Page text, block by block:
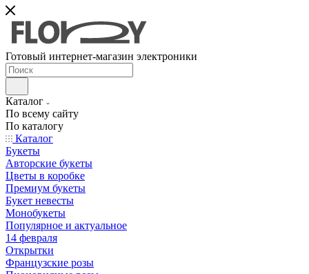
Готовый интернет-магазин электроники
Каталог
По всему сайту
По каталогу
Каталог
Букеты
Авторские букеты
Цветы в коробке
Премиум букеты
Букет невесты
Монобукеты
Популярное и актуальное
14 февраля
Открытки
Французские розы